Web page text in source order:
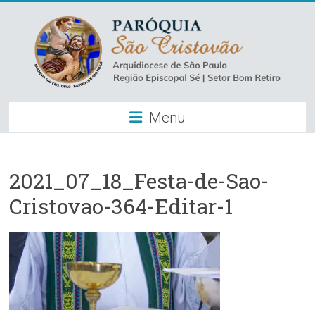
content
Paróquia
São
–
Luz
Arquidiocese
de
São
Paulo
–
Menu
2021_07_18_Festa-de-Sao-
Cristovao-364-Editar-1